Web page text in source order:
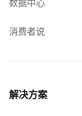
数据中心
消费者说
解决方案